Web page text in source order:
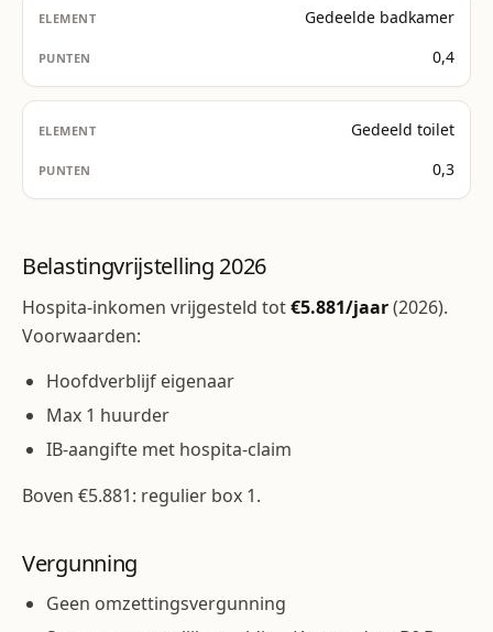
Gedeelde badkamer
0,4
Gedeeld toilet
0,3
Belastingvrijstelling 2026
Hospita-inkomen vrijgesteld tot€5.881/jaar(2026).
Voorwaarden:
Hoofdverblijf eigenaar
Max 1 huurder
IB-aangifte met hospita-claim
Boven €5.881: regulier box 1.
Vergunning
Geen omzettingsvergunning